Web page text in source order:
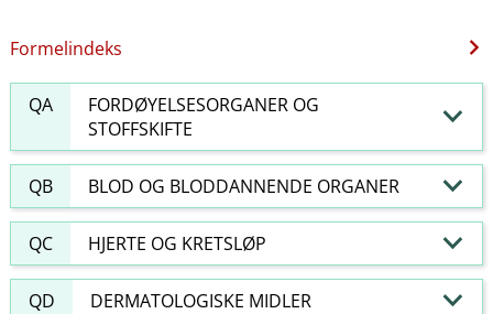
Formelindeks
QA
FORDØYELSESORGANER OG
STOFFSKIFTE
QB BLOD OG BLODDANNENDE ORGANER
QC HJERTE OG KRETSLØP
QD DERMATOLOGISKE MIDLER